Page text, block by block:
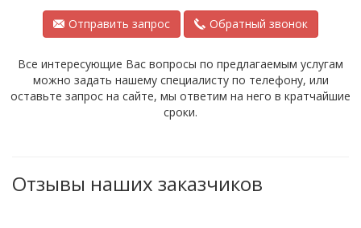
Отправить запрос Обратный звонок
Все интересующие Вас вопросы по предлагаемым услугам
можно задать нашему специалисту по телефону, или
оставьте запрос на сайте, мы ответим на него в кратчайшие
сроки.
Отзывы наших заказчиков